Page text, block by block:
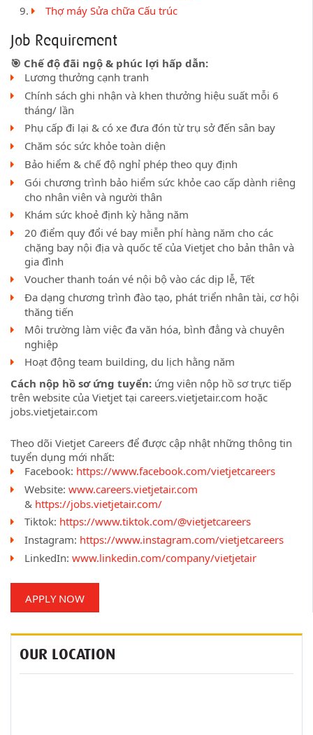
Thợ máy Sửa chữa Cấu trúc
Job Requirement
🎯 Chế độ đãi ngộ & phúc lợi hấp dẫn:
Lương thưởng cạnh tranh
Chính sách ghi nhận và khen thưởng hiệu suất mỗi 6
tháng/ lần
Phụ cấp đi lại & có xe đưa đón từ trụ sở đến sân bay
Chăm sóc sức khỏe toàn diện
Bảo hiểm & chế độ nghỉ phép theo quy định
Gói chương trình bảo hiểm sức khỏe cao cấp dành riêng
cho nhân viên và người thân
Khám sức khoẻ định kỳ hằng năm
20 điểm quy đổi vé bay miễn phí hàng năm cho các
chặng bay nội địa và quốc tế của Vietjet cho bản thân và
gia đình
Voucher thanh toán vé nội bộ vào các dịp lễ, Tết
Đa dạng chương trình đào tạo, phát triển nhân tài, cơ hội
thăng tiến
Môi trường làm việc đa văn hóa, bình đẳng và chuyên
nghiệp
Hoạt động team building, du lịch hằng năm
Cách nộp hồ sơ ứng tuyển: ứng viên nộp hồ sơ trực tiếp
trên website của Vietjet tại careers.vietjetair.com hoặc
jobs.vietjetair.com
Theo dõi Vietjet Careers để được cập nhật những thông tin
tuyển dụng mới nhất:
Facebook: https://www.facebook.com/vietjetcareers
Website: www.careers.vietjetair.com
& https://jobs.vietjetair.com/
Tiktok: https://www.tiktok.com/@vietjetcareers
Instagram: https://www.instagram.com/vietjetcareers
LinkedIn: www.linkedin.com/company/vietjetair
APPLY NOW
OUR LOCATION